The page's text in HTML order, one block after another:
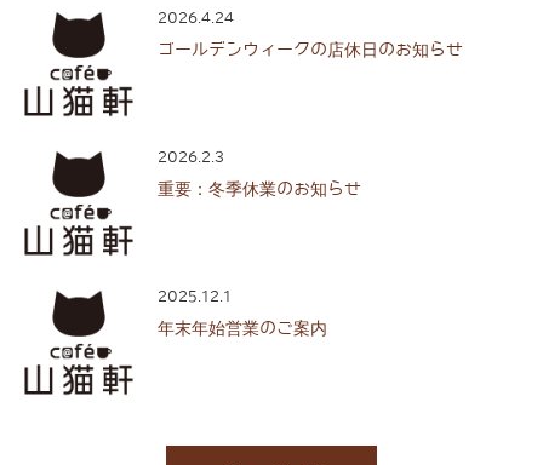
2026.4.24
ゴールデンウィークの店休日のお知らせ
2026.2.3
重要：冬季休業のお知らせ
2025.12.1
年末年始営業のご案内